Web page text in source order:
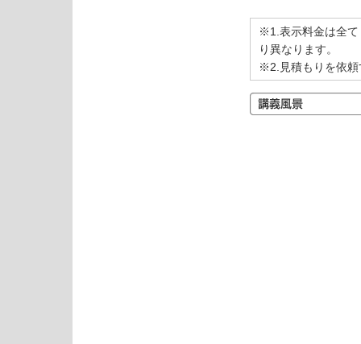
※1.表示料金は全て
り異なります。
※2.見積もりを依頼